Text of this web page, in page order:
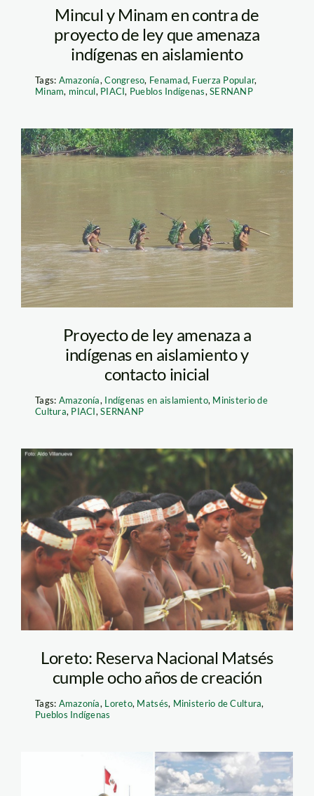
Mincul y Minam en contra de
proyecto de ley que amenaza
indígenas en aislamiento
Tags: Amazonía,Congreso, Fenamad, Fuerza Popular,
Minam, mincul, PIACI, Pueblos Indígenas,SERNANP
indigenas en
aislamiento – szf
Proyecto de ley amenaza a
indígenas en aislamiento y
contacto inicial
Tags: Amazonía, Indígenas en aislamiento, Ministerio de
Cultura, PIACI,SERNANP
SONY DSC
Loreto: Reserva Nacional Matsés
cumple ocho años de creación
Tags: Amazonía, Loreto, Matsés, Ministerio de Cultura,
Pueblos Indígenas